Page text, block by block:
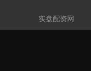
实盘配资网